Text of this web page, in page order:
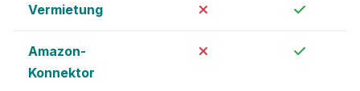
Vermietung
Amazon-
Konnektor